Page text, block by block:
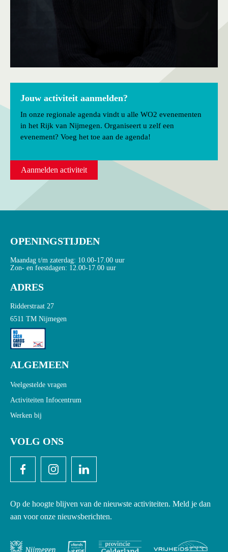
Jouw activiteit aanmelden?
In onze regionale agenda vindt u alle WO2 evenementen
in het Rijk van Nijmegen. Organiseert u zelf een
evenement? Voeg het toe aan de agenda!
Aanmelden activiteit
OPENINGSTIJDEN
Maandag t/m zaterdag: 10.00-17.00 uur
Zon- en feestdagen: 12.00-17.00 uur
ADRES
Ridderstraat 27
6511 TM Nijmegen
ALGEMEEN
Veelgestelde vragen
Activiteiten Infocentrum
Werken bij
VOLG ONS
Op de hoogte blijven van de nieuwste activiteiten. Meld je dan
aan voor onze nieuwsberichten.